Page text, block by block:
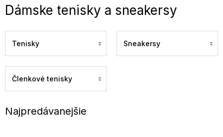
Dámske tenisky a sneakersy
Tenisky Sneakersy
Členkové tenisky
Najpredávanejšie